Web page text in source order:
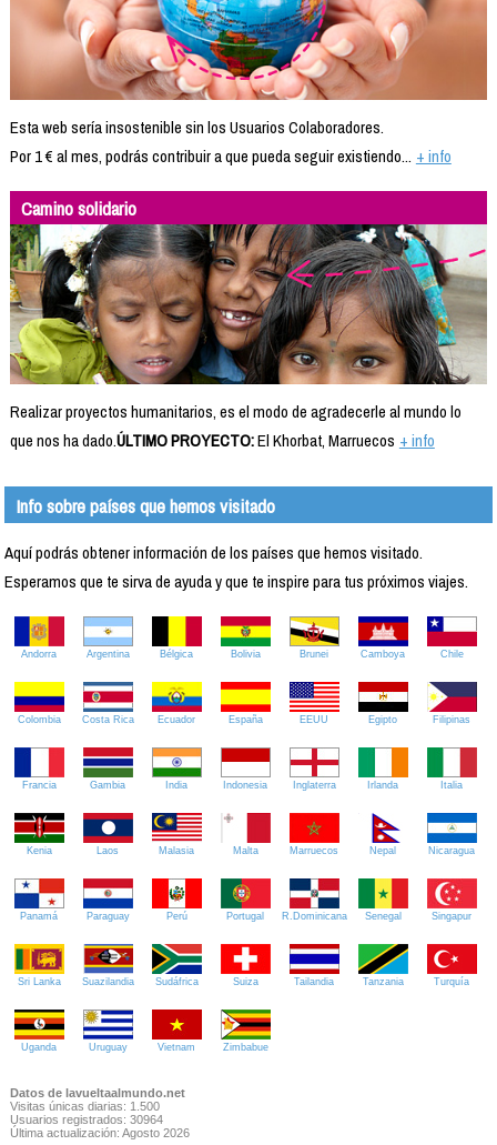
Esta web sería insostenible sin los Usuarios Colaboradores.
Por 1 € al mes, podrás contribuir a que pueda seguir existiendo... + info
Camino solidario
Realizar proyectos humanitarios, es el modo de agradecerle al mundo lo
que nos ha dado.ÚLTIMO PROYECTO:El Khorbat, Marruecos + info
Info sobre países que hemos visitado
Aquí podrás obtener información de los países que hemos visitado.
Esperamos que te sirva de ayuda y que te inspire para tus próximos viajes.
Andorra Argentina Bélgica Bolivia Brunei Camboya Chile
Colombia Costa Rica Ecuador España EEUU Egipto Filipinas
Francia Gambia India Indonesia Inglaterra Irlanda Italia
Kenia Laos Malasia Malta Marruecos Nepal Nicaragua
Panamá Paraguay Perú Portugal R.Dominicana Senegal Singapur
Sri Lanka Suazilandia Sudáfrica Suiza Tailandia Tanzania Turquía
Uganda Uruguay Vietnam Zimbabue
Datos de lavueltaalmundo.net
Visitas únicas diarias: 1.500
Usuarios registrados: 30964
Última actualización: Agosto 2026